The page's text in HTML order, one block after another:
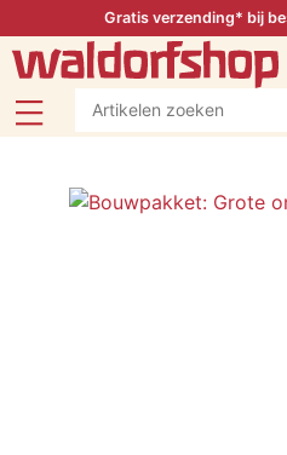
Gratis verzending* bij